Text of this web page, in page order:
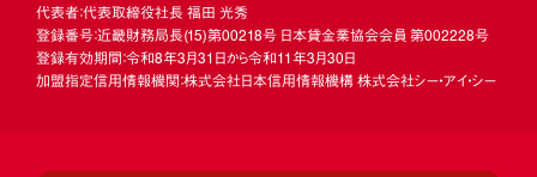
代表者：代表取締役社長 福田 光秀
登録番号：近畿財務局長(15)第00218号 日本貸金業協会会員 第002228号
登録有効期間：令和8年3月31日から令和11年3月30日
加盟指定信用情報機関：株式会社日本信用情報機構 株式会社シー・アイ・シー